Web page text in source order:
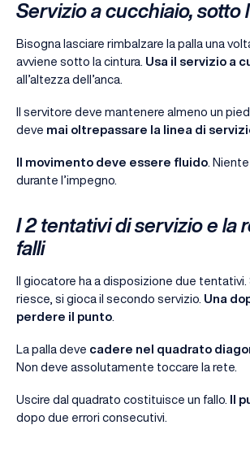
Servizio a cucchiaio, sotto
Bisogna lasciare rimbalzare la palla una
avviene sotto la cintura. Usa il servizio a
all’altezza dell’anca.
Il servitore deve mantenere almeno un
deve mai oltrepassare la linea di
Il movimento deve essere fluido .
durante l’impegno.
I 2 tentativi di servizio e la
falli
Il giocatore ha a disposizione due tentativi.
riesce, si gioca il secondo servizio. Una
perdere il punto
La palla deve cadere nel quadrato
Non deve assolutamente toccare la rete.
Uscire dal quadrato costituisce un fallo. Il
dopo due errori consecutivi.